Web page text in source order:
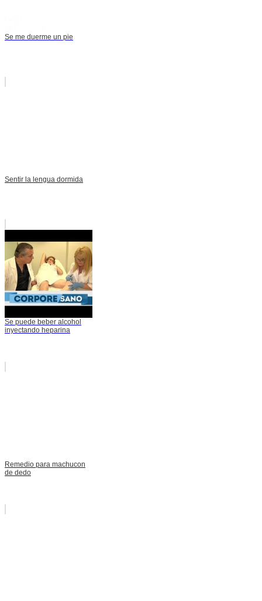
Se me duerme un pie
Sentir la lengua dormida
Se puede beber alcohol
inyectando heparina
Remedio para machucon
de dedo